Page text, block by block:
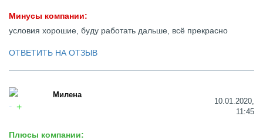
Минусы компании:
условия хорошие, буду работать дальше, всё прекрасно
ОТВЕТИТЬ НА ОТЗЫВ
Милена
10.01.2020,
11:45
Плюсы компании: